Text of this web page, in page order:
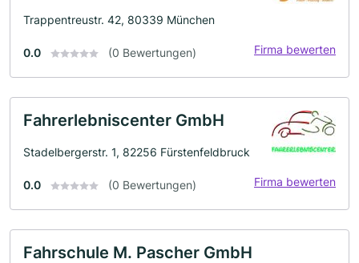
Trappentreustr. 42, 80339 München
0.0 (0 Bewertungen) Firma bewerten
Fahrerlebniscenter GmbH
Stadelbergerstr. 1, 82256 Fürstenfeldbruck
0.0 (0 Bewertungen) Firma bewerten
Fahrschule M. Pascher GmbH